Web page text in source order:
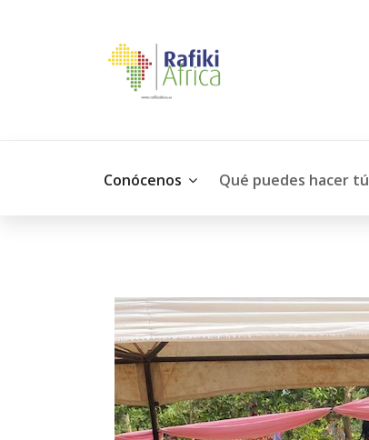
Conócenos Qué puedes hacer tú